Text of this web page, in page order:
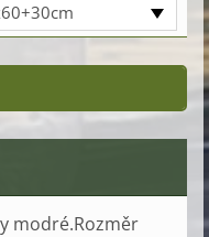
modré.Rozměr